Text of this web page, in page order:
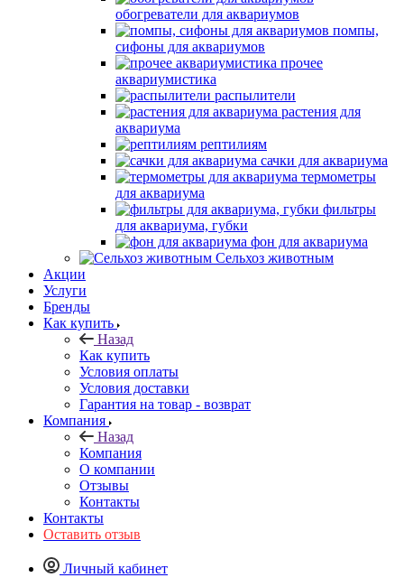
обогреватели для аквариумов
помпы,
сифоны для аквариумов
прочее
аквариумистика
распылители
растения для
аквариума
рептилиям
сачки для аквариума
термометры
для аквариума
фильтры
для аквариума, губки
фон для аквариума
Сельхоз животным
Акции
Услуги
Бренды
Как купить
Назад
Как купить
Условия оплаты
Условия доставки
Гарантия на товар - возврат
Компания
Назад
Компания
О компании
Отзывы
Контакты
Контакты
Оставить отзыв
Личный кабинет